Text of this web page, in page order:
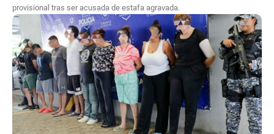
provisional tras ser acusada de estafa agravada.